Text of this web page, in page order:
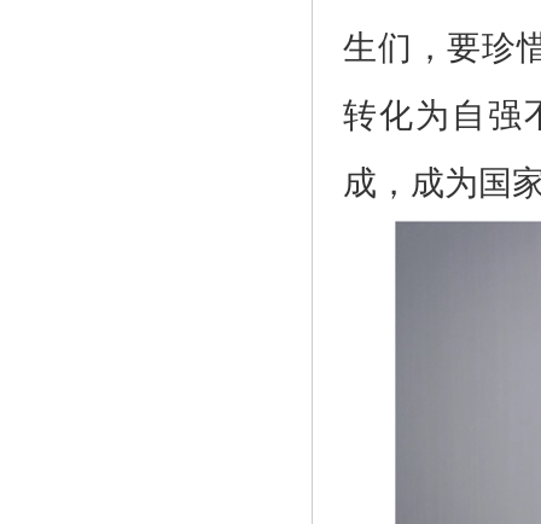
生们，要珍
转化为自强
成，成为国